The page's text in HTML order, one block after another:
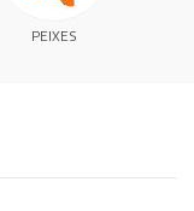
PEIXES